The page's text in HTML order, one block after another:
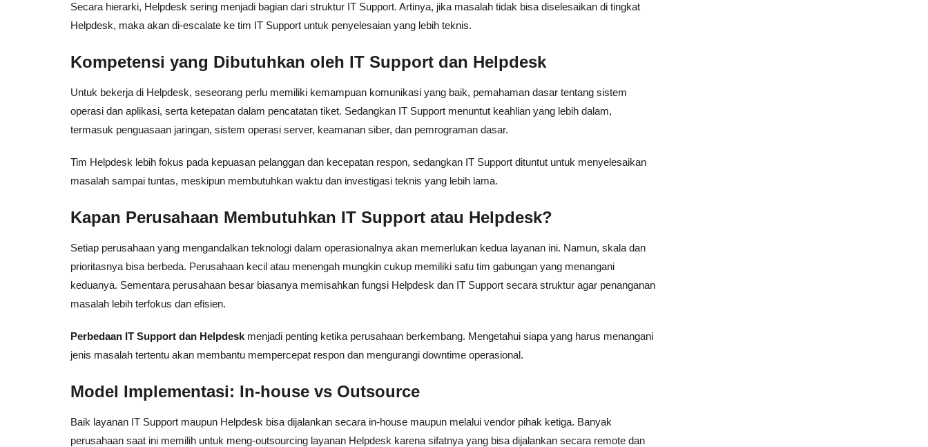
Secara hierarki, Helpdesk sering menjadi bagian dari struktur IT Support. Artinya, jika masalah tidak bisa diselesaikan di tingkat
Helpdesk, maka akan di-escalate ke tim IT Support untuk penyelesaian yang lebih teknis.
Kompetensi yang Dibutuhkan oleh IT Support dan Helpdesk
Untuk bekerja di Helpdesk, seseorang perlu memiliki kemampuan komunikasi yang baik, pemahaman dasar tentang sistem
operasi dan aplikasi, serta ketepatan dalam pencatatan tiket. Sedangkan IT Support menuntut keahlian yang lebih dalam,
termasuk penguasaan jaringan, sistem operasi server, keamanan siber, dan pemrograman dasar.
Tim Helpdesk lebih fokus pada kepuasan pelanggan dan kecepatan respon, sedangkan IT Support dituntut untuk menyelesaikan
masalah sampai tuntas, meskipun membutuhkan waktu dan investigasi teknis yang lebih lama.
Kapan Perusahaan Membutuhkan IT Support atau Helpdesk?
Setiap perusahaan yang mengandalkan teknologi dalam operasionalnya akan memerlukan kedua layanan ini. Namun, skala dan
prioritasnya bisa berbeda. Perusahaan kecil atau menengah mungkin cukup memiliki satu tim gabungan yang menangani
keduanya. Sementara perusahaan besar biasanya memisahkan fungsi Helpdesk dan IT Support secara struktur agar penanganan
masalah lebih terfokus dan efisien.
Perbedaan IT Support dan Helpdesk menjadi penting ketika perusahaan berkembang. Mengetahui siapa yang harus menangani
jenis masalah tertentu akan membantu mempercepat respon dan mengurangi downtime operasional.
Model Implementasi: In-house vs Outsource
Baik layanan IT Support maupun Helpdesk bisa dijalankan secara in-house maupun melalui vendor pihak ketiga. Banyak
perusahaan saat ini memilih untuk meng-outsourcing layanan Helpdesk karena sifatnya yang bisa dijalankan secara remote dan